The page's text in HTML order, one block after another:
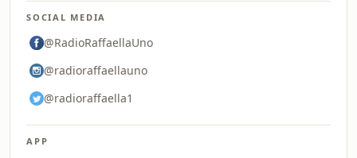
SOCIAL MEDIA
@RadioRaffaellaUno
@radioraffaellauno
@radioraffaella1
APP